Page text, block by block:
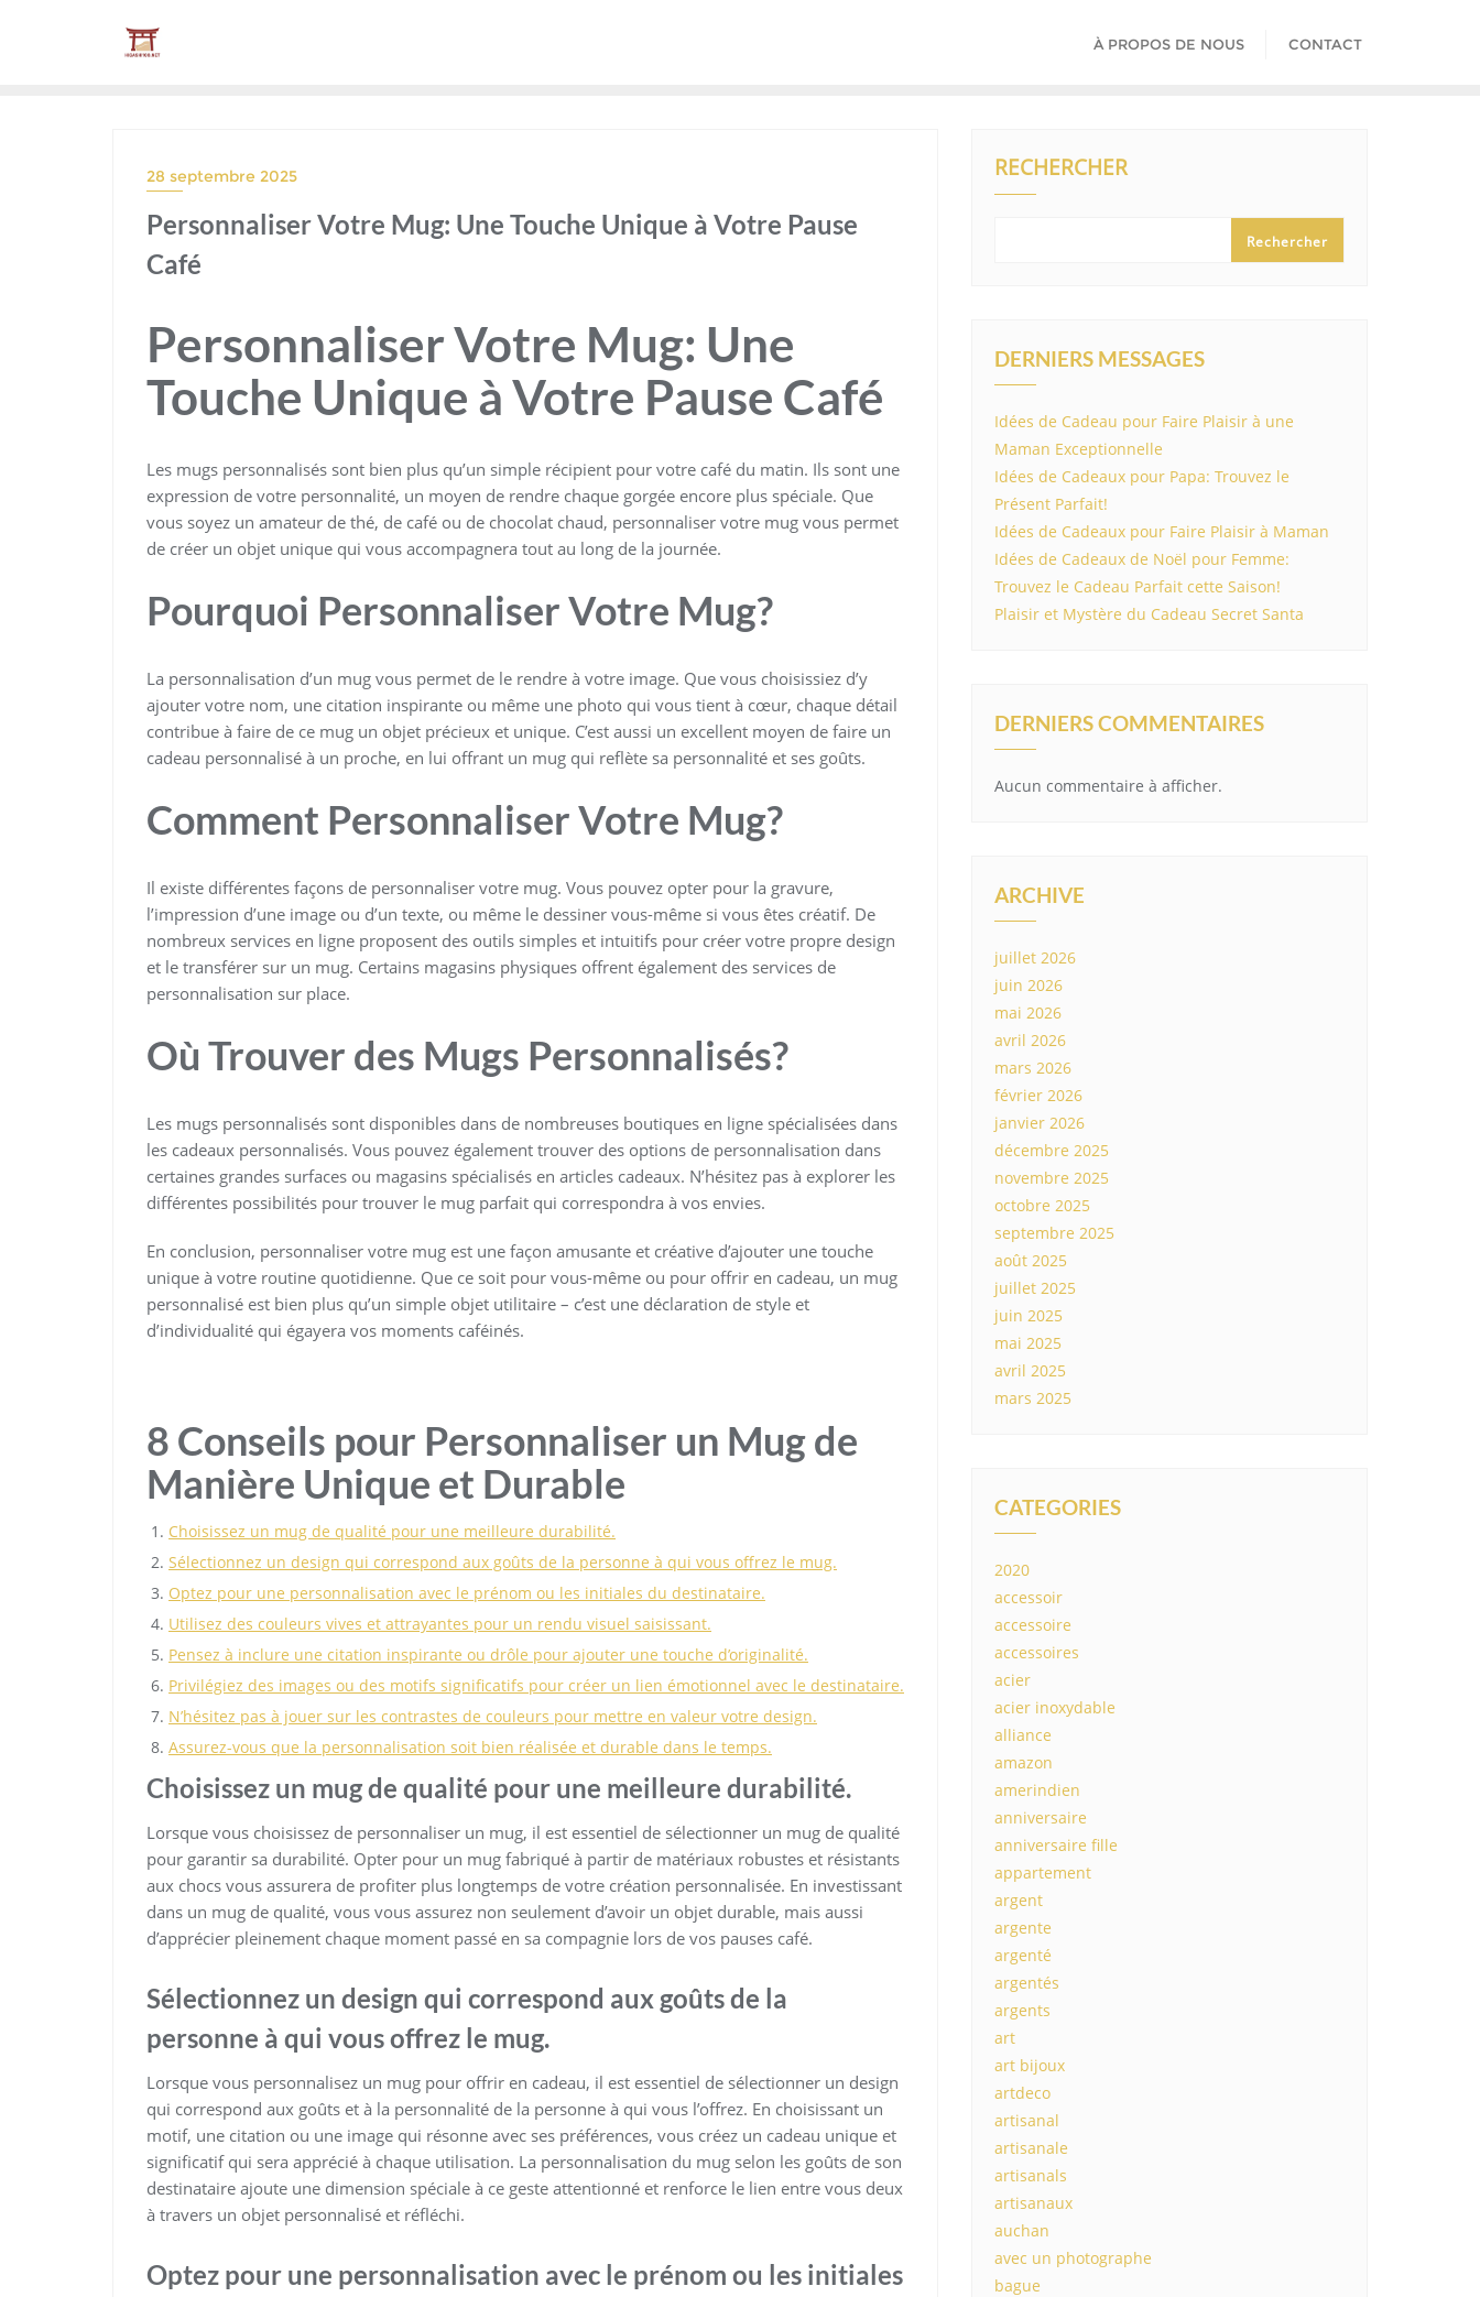
À PROPOS DE NOUS CONTACT
28 septembre 2025
Personnaliser Votre Mug: Une Touche Unique à Votre Pause
Café
Personnaliser Votre Mug: Une
Touche Unique à Votre Pause Café
Les mugs personnalisés sont bien plus qu’un simple récipient pour votre café du matin. Ils sont une
expression de votre personnalité, un moyen de rendre chaque gorgée encore plus spéciale. Que
vous soyez un amateur de thé, de café ou de chocolat chaud, personnaliser votre mug vous permet
de créer un objet unique qui vous accompagnera tout au long de la journée.
Pourquoi Personnaliser Votre Mug?
La personnalisation d’un mug vous permet de le rendre à votre image. Que vous choisissiez d’y
ajouter votre nom, une citation inspirante ou même une photo qui vous tient à cœur, chaque détail
contribue à faire de ce mug un objet précieux et unique. C’est aussi un excellent moyen de faire un
cadeau personnalisé à un proche, en lui offrant un mug qui reflète sa personnalité et ses goûts.
Comment Personnaliser Votre Mug?
Il existe différentes façons de personnaliser votre mug. Vous pouvez opter pour la gravure,
l’impression d’une image ou d’un texte, ou même le dessiner vous-même si vous êtes créatif. De
nombreux services en ligne proposent des outils simples et intuitifs pour créer votre propre design
et le transférer sur un mug. Certains magasins physiques offrent également des services de
personnalisation sur place.
Où Trouver des Mugs Personnalisés?
Les mugs personnalisés sont disponibles dans de nombreuses boutiques en ligne spécialisées dans
les cadeaux personnalisés. Vous pouvez également trouver des options de personnalisation dans
certaines grandes surfaces ou magasins spécialisés en articles cadeaux. N’hésitez pas à explorer les
différentes possibilités pour trouver le mug parfait qui correspondra à vos envies.
En conclusion, personnaliser votre mug est une façon amusante et créative d’ajouter une touche
unique à votre routine quotidienne. Que ce soit pour vous-même ou pour offrir en cadeau, un mug
personnalisé est bien plus qu’un simple objet utilitaire – c’est une déclaration de style et
d’individualité qui égayera vos moments caféinés.
8 Conseils pour Personnaliser un Mug de
Manière Unique et Durable
Choisissez un mug de qualité pour une meilleure durabilité.
Sélectionnez un design qui correspond aux goûts de la personne à qui vous offrez le mug.
Optez pour une personnalisation avec le prénom ou les initiales du destinataire.
Utilisez des couleurs vives et attrayantes pour un rendu visuel saisissant.
Pensez à inclure une citation inspirante ou drôle pour ajouter une touche d’originalité.
Privilégiez des images ou des motifs significatifs pour créer un lien émotionnel avec le destinataire.
N’hésitez pas à jouer sur les contrastes de couleurs pour mettre en valeur votre design.
Assurez-vous que la personnalisation soit bien réalisée et durable dans le temps.
Choisissez un mug de qualité pour une meilleure durabilité.
Lorsque vous choisissez de personnaliser un mug, il est essentiel de sélectionner un mug de qualité
pour garantir sa durabilité. Opter pour un mug fabriqué à partir de matériaux robustes et résistants
aux chocs vous assurera de profiter plus longtemps de votre création personnalisée. En investissant
dans un mug de qualité, vous vous assurez non seulement d’avoir un objet durable, mais aussi
d’apprécier pleinement chaque moment passé en sa compagnie lors de vos pauses café.
Sélectionnez un design qui correspond aux goûts de la
personne à qui vous offrez le mug.
Lorsque vous personnalisez un mug pour offrir en cadeau, il est essentiel de sélectionner un design
qui correspond aux goûts et à la personnalité de la personne à qui vous l’offrez. En choisissant un
motif, une citation ou une image qui résonne avec ses préférences, vous créez un cadeau unique et
significatif qui sera apprécié à chaque utilisation. La personnalisation du mug selon les goûts de son
destinataire ajoute une dimension spéciale à ce geste attentionné et renforce le lien entre vous deux
à travers un objet personnalisé et réfléchi.
Optez pour une personnalisation avec le prénom ou les initiales
RECHERCHER
Rechercher
DERNIERS MESSAGES
Idées de Cadeau pour Faire Plaisir à une
Maman Exceptionnelle
Idées de Cadeaux pour Papa: Trouvez le
Présent Parfait!
Idées de Cadeaux pour Faire Plaisir à Maman
Idées de Cadeaux de Noël pour Femme:
Trouvez le Cadeau Parfait cette Saison!
Plaisir et Mystère du Cadeau Secret Santa
DERNIERS COMMENTAIRES
Aucun commentaire à afficher.
ARCHIVE
juillet 2026
juin 2026
mai 2026
avril 2026
mars 2026
février 2026
janvier 2026
décembre 2025
novembre 2025
octobre 2025
septembre 2025
août 2025
juillet 2025
juin 2025
mai 2025
avril 2025
mars 2025
CATEGORIES
2020
accessoir
accessoire
accessoires
acier
acier inoxydable
alliance
amazon
amerindien
anniversaire
anniversaire fille
appartement
argent
argente
argenté
argentés
argents
art
art bijoux
artdeco
artisanal
artisanale
artisanals
artisanaux
auchan
avec un photographe
bague